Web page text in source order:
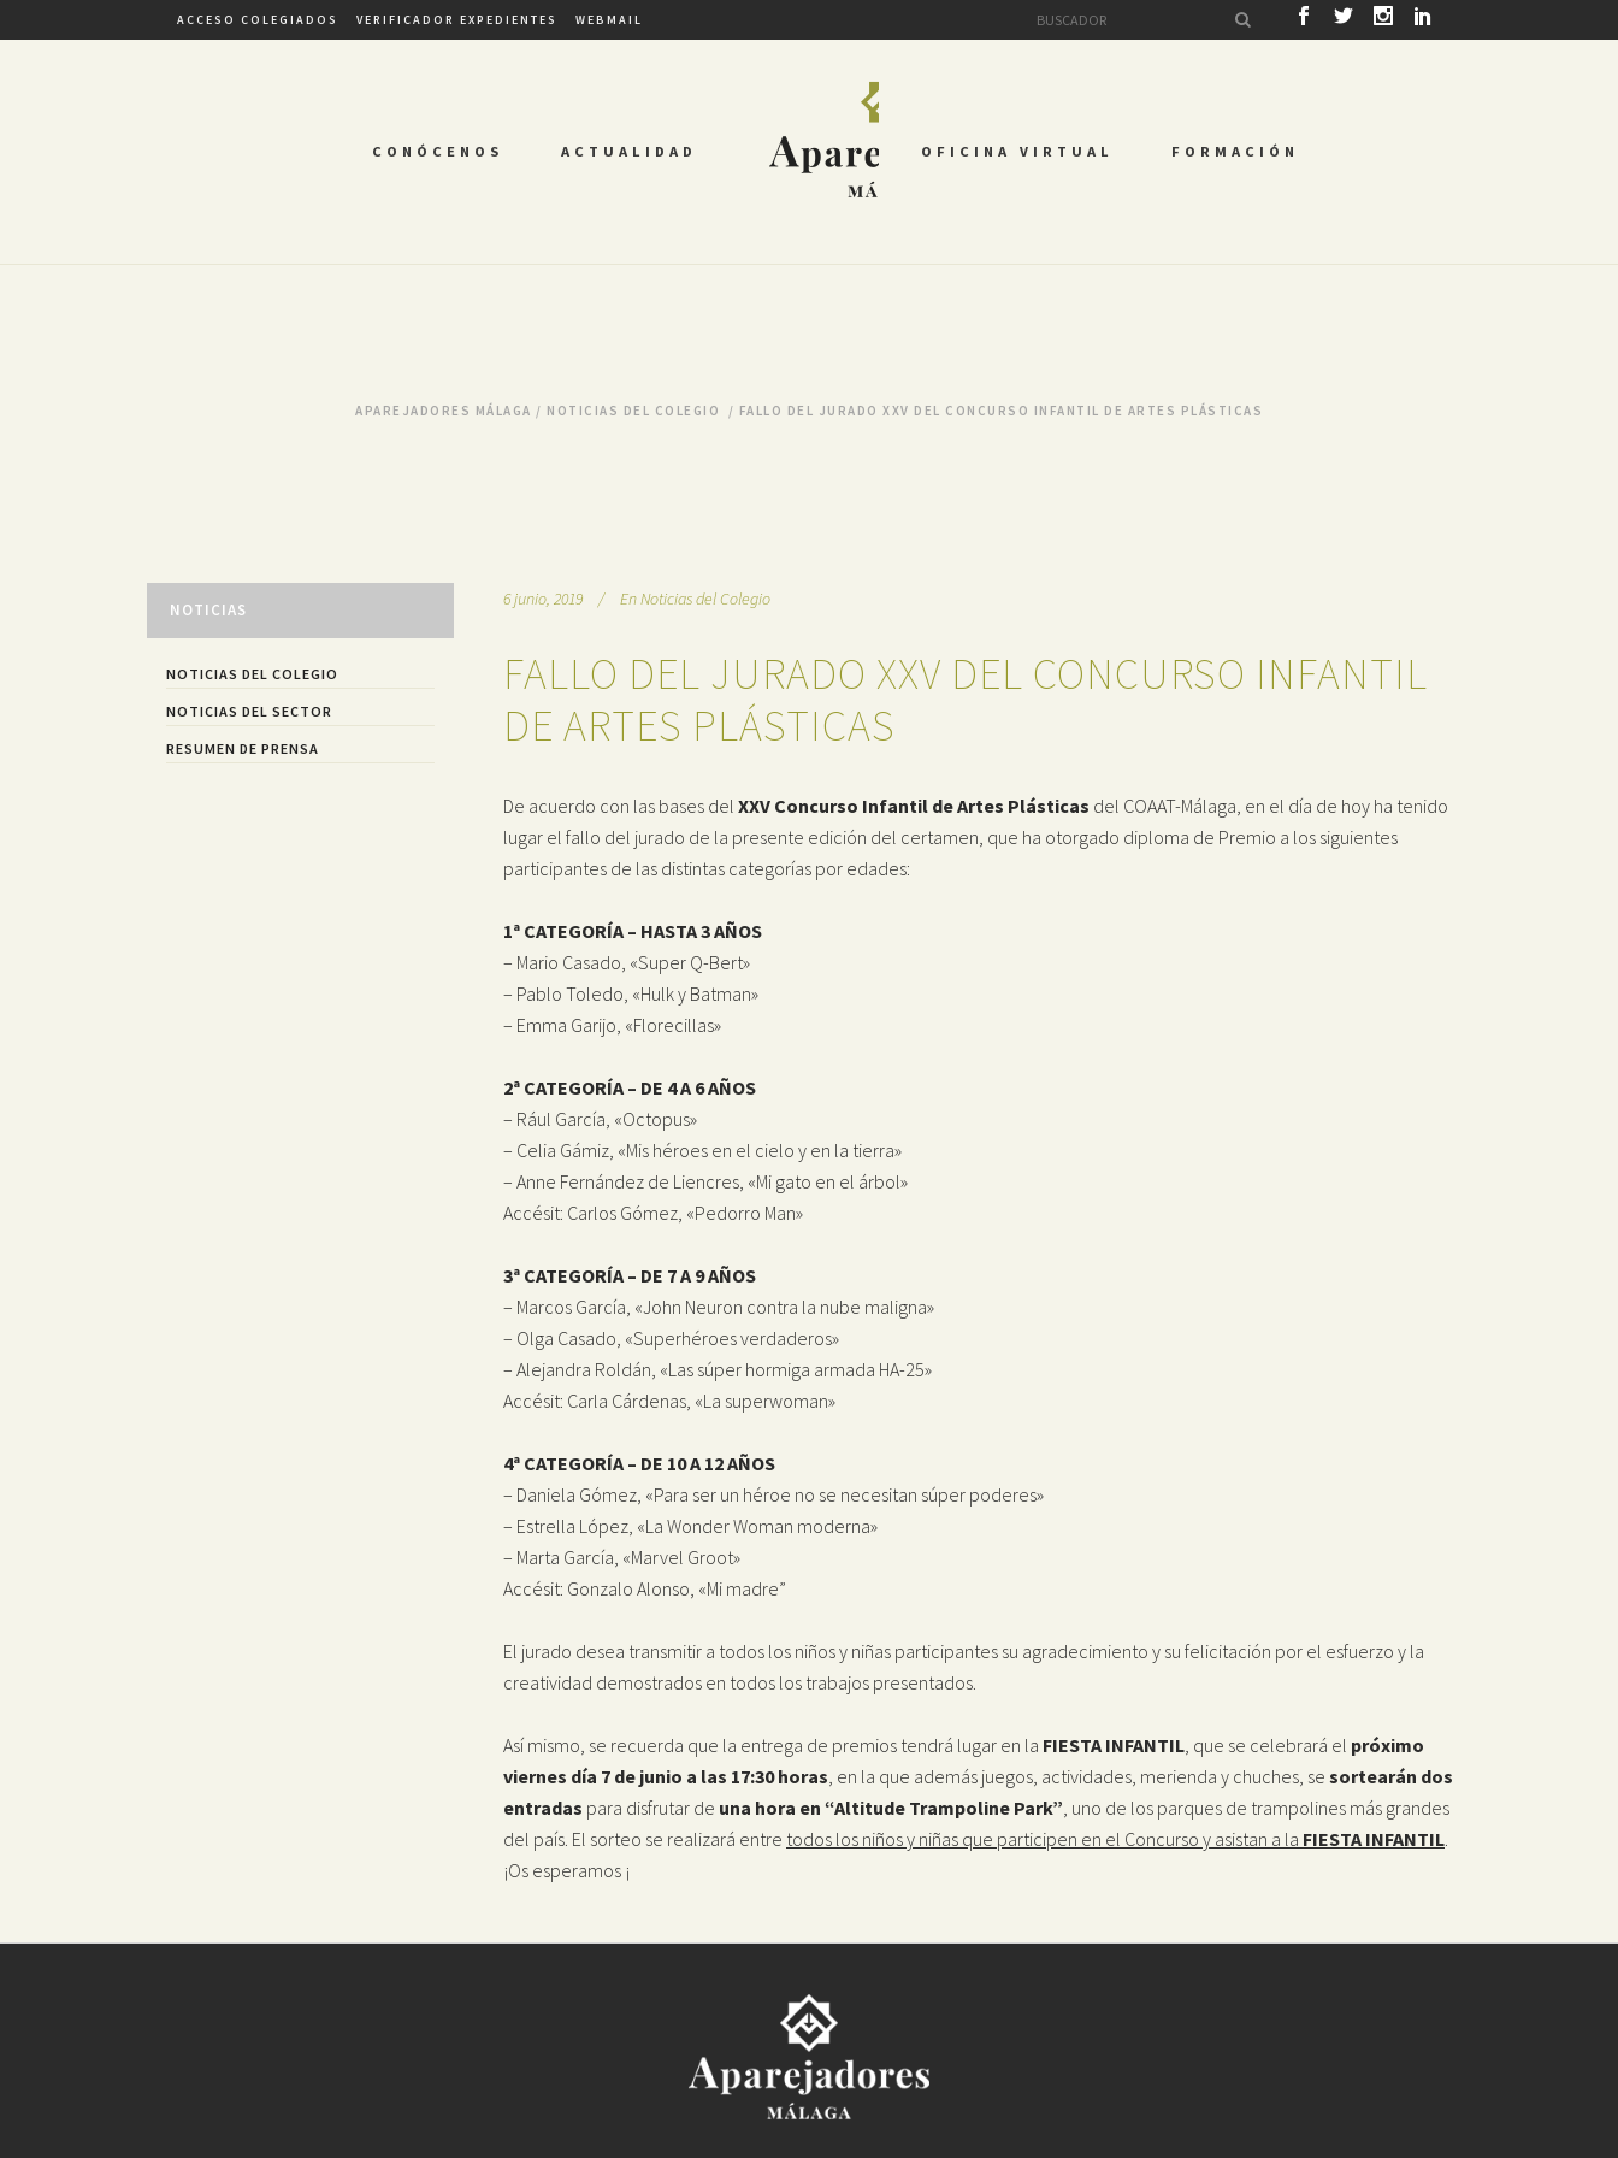
ACCESO COLEGIADOS VERIFICADOR EXPEDIENTES WEBMAIL
CONÓCENOS ACTUALIDAD OFICINA VIRTUAL FORMACIÓN
APAREJADORES MÁLAGA / NOTICIAS DEL COLEGIO / FALLO DEL JURADO XXV DEL CONCURSO INFANTIL DE ARTES PLÁSTICAS
NOTICIAS
NOTICIAS DEL COLEGIO
NOTICIAS DEL SECTOR
RESUMEN DE PRENSA
6 junio, 2019 EnNoticias del Colegio
FALLO DEL JURADO XXV DEL CONCURSO INFANTIL
DE ARTES PLÁSTICAS
De acuerdo con las bases del XXV Concurso Infantil de Artes Plásticas del COAAT-Málaga, en el día de hoy ha tenido
lugar el fallo del jurado de la presente edición del certamen, que ha otorgado diploma de Premio a los siguientes
participantes de las distintas categorías por edades:
1ª CATEGORÍA – HASTA 3 AÑOS
– Mario Casado, «Super Q-Bert»
– Pablo Toledo, «Hulk y Batman»
– Emma Garijo, «Florecillas»
2ª CATEGORÍA – DE 4 A 6 AÑOS
– Rául García, «Octopus»
– Celia Gámiz, «Mis héroes en el cielo y en la tierra»
– Anne Fernández de Liencres, «Mi gato en el árbol»
Accésit: Carlos Gómez, «Pedorro Man»
3ª CATEGORÍA – DE 7 A 9 AÑOS
– Marcos García, «John Neuron contra la nube maligna»
– Olga Casado, «Superhéroes verdaderos»
– Alejandra Roldán, «Las súper hormiga armada HA-25»
Accésit: Carla Cárdenas, «La superwoman»
4ª CATEGORÍA – DE 10 A 12 AÑOS
– Daniela Gómez, «Para ser un héroe no se necesitan súper poderes»
– Estrella López, «La Wonder Woman moderna»
– Marta García, «Marvel Groot»
Accésit: Gonzalo Alonso, «Mi madre”
El jurado desea transmitir a todos los niños y niñas participantes su agradecimiento y su felicitación por el esfuerzo y la
creatividad demostrados en todos los trabajos presentados.
Así mismo, se recuerda que la entrega de premios tendrá lugar en la FIESTA INFANTIL, que se celebrará el próximo
viernes día 7 de junio a las 17:30 horas, en la que además juegos, actividades, merienda y chuches, se sortearán dos
entradas para disfrutar de una hora en “Altitude Trampoline Park”, uno de los parques de trampolines más grandes
del país. El sorteo se realizará entre todos los niños y niñas que participen en el Concurso y asistan a la FIESTA INFANTIL.
¡Os esperamos ¡